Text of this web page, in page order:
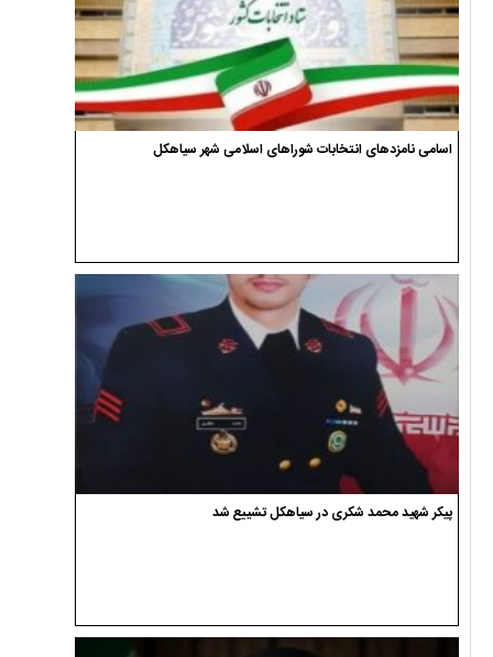
اسامی نامزدهای انتخابات شوراهای اسلامی شهر سیاهکل
پیکر شهید محمد شکری در سیاهکل تشییع شد